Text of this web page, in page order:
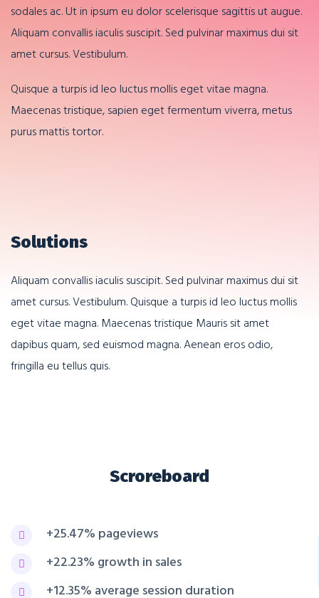
sodales ac. Ut in ipsum eu dolor scelerisque sagittis ut augue.
Aliquam convallis iaculis suscipit. Sed pulvinar maximus dui sit
amet cursus. Vestibulum.
Quisque a turpis id leo luctus mollis eget vitae magna.
Maecenas tristique, sapien eget fermentum viverra, metus
purus mattis tortor.
Solutions
Aliquam convallis iaculis suscipit. Sed pulvinar maximus dui sit
amet cursus. Vestibulum. Quisque a turpis id leo luctus mollis
eget vitae magna. Maecenas tristique Mauris sit amet
dapibus quam, sed euismod magna. Aenean eros odio,
fringilla eu tellus quis.
Scroreboard
+25.47% pageviews
+22.23% growth in sales
+12.35% average session duration